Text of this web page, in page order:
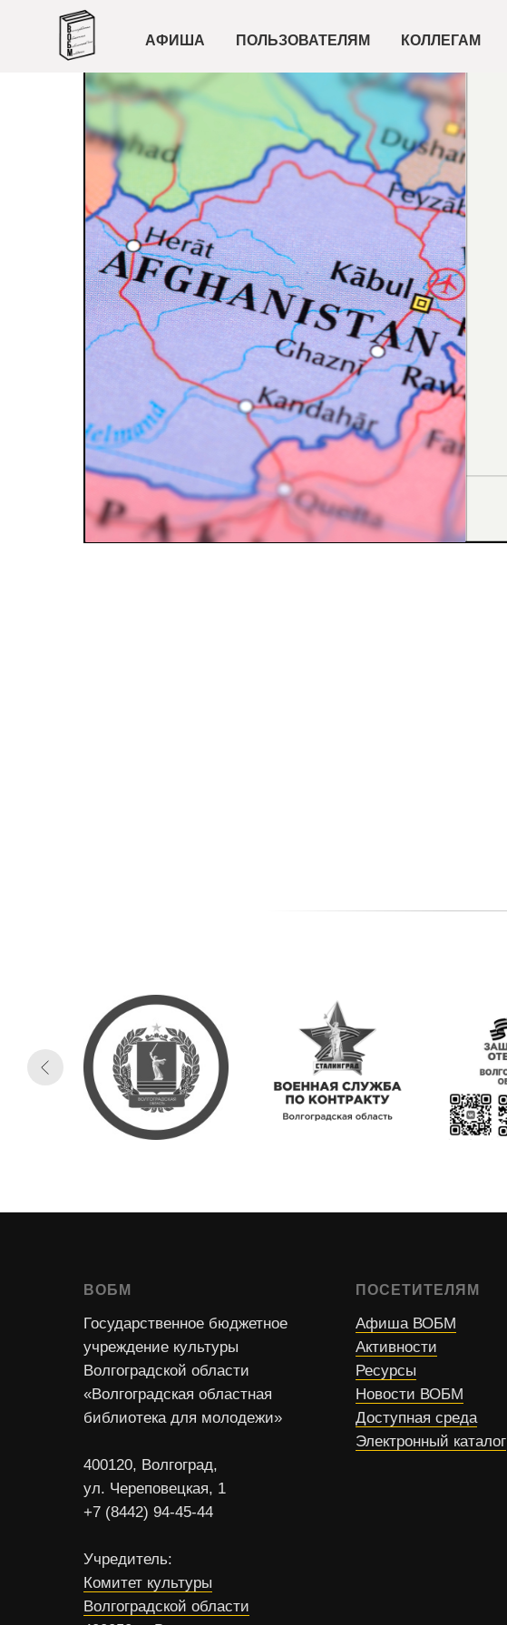
АФИША ПОЛЬЗОВАТЕЛЯМ КОЛЛЕГАМ
ВОБМ
Государственное бюджетное
учреждение культуры
Волгоградской области
«Волгоградская областная
библиотека для молодежи»
400120, Волгоград,
ул. Череповецкая, 1
+7 (8442) 94-45-44
Учредитель:
Комитет культуры
Волгоградской области
ПОСЕТИТЕЛЯМ
Афиша ВОБМ
Активности
Ресурсы
Новости ВОБМ
Доступная среда
Электронный каталог